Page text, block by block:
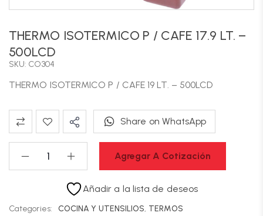
THERMO ISOTERMICO P / CAFE 17.9 LT. –
500LCD
SKU: CO304
THERMO ISOTERMICO P / CAFE 19 LT. – 500LCD
Agregar A Cotización
Share on WhatsApp
Añadir a la lista de deseos
Categories: COCINA Y UTENSILIOS, TERMOS